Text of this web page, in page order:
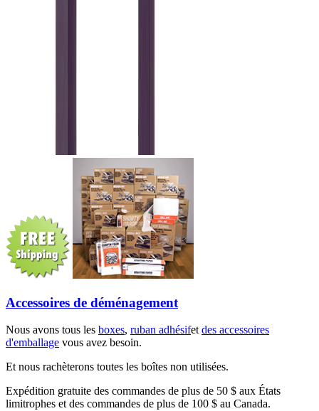
Accessoires de déménagement
Nous avons tous les boxes, ruban adhésifetdes accessoires
d'emballage vous avez besoin.
Et nous rachèterons toutes les boîtes non utilisées.
Expédition gratuite des commandes de plus de 50 $ aux États
limitrophes et des commandes de plus de 100 $ au Canada.